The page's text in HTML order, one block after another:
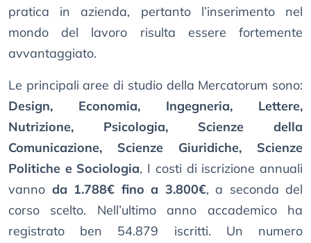
pratica in azienda, pertanto l’inserimento nel
mondo del lavoro risulta essere fortemente
avvantaggiato.
Le principali aree di studio della Mercatorum sono:
Design, Economia, Ingegneria, Lettere,
Nutrizione, Psicologia, Scienze della
Comunicazione, Scienze Giuridiche, Scienze
Politiche e Sociologia, I costi di iscrizione annuali
vanno da 1.788€ fino a 3.800€, a seconda del
corso scelto. Nell’ultimo anno accademico ha
registrato ben 54.879 iscritti. Un numero